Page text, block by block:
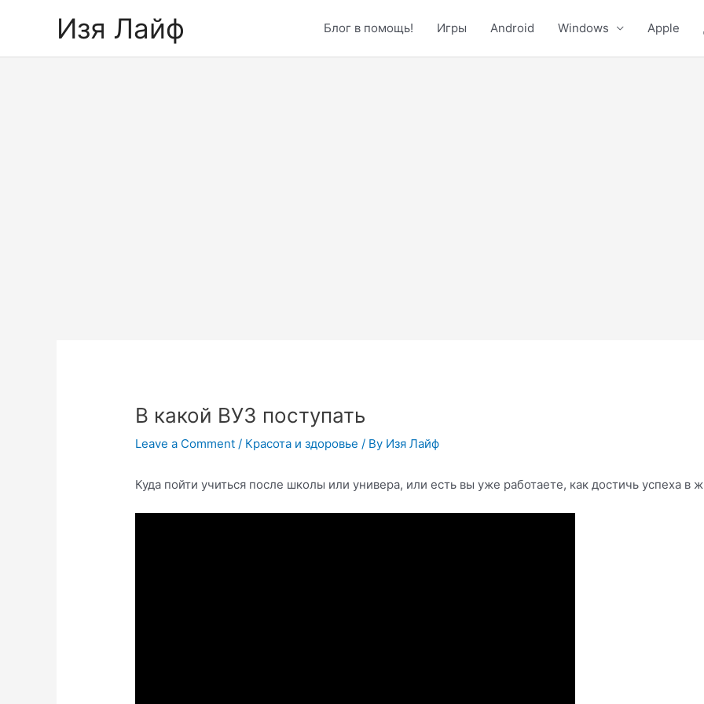
Изя Лайф Блог в помощь! Игры Android Windows Apple
В какой ВУЗ поступать
Leave a Comment / Красота и здоровье / By Изя Лайф
Куда пойти учиться после школы или универа, или есть вы уже работаете, как достичь успеха в